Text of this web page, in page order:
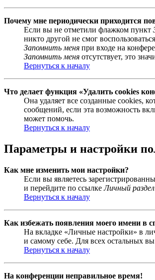
Почему мне периодически приходится
Если вы не отметили флажком пункт
никто другой не смог
Запомнить меня при входе на
Запомнить меня отсутствует, это
Вернуться к началу
Что делает функция «Удалить cookies
Она удаляет все созданные cookies,
сообщений, если эта возможность
может помочь.
Вернуться к началу
Параметры и настройки
Как мне изменить мои настройки?
Если вы являетесь
и перейдите по ссылкеЛичный раздел
Вернуться к началу
Как избежать появления моего имени в
На вкладке «Личные настройки» в
и самому себе. Для всех остальных
Вернуться к началу
На конференции неправильное время!